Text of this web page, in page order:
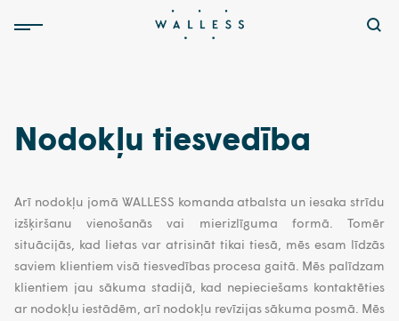
Nodokļu tiesvedība
Arī nodokļu jomā WALLESS komanda atbalsta un iesaka strīdu
izšķiršanu vienošanās vai mierizlīguma formā. Tomēr
situācijās, kad lietas var atrisināt tikai tiesā, mēs esam līdzās
saviem klientiem visā tiesvedības procesa gaitā. Mēs palīdzam
klientiem jau sākuma stadijā, kad nepieciešams kontaktēties
ar nodokļu iestādēm, arī nodokļu revīzijas sākuma posmā. Mēs